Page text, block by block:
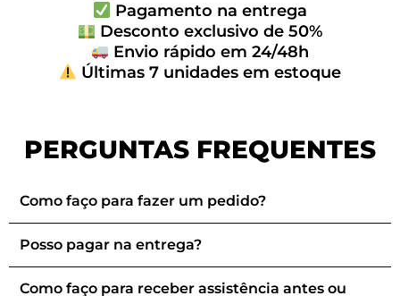
Pagamento na entrega
Desconto exclusivo de 50%
Envio rápido em 24/48h
Últimas 7 unidades em estoque
PERGUNTAS FREQUENTES
Como faço para fazer um pedido?
Posso pagar na entrega?
Como faço para receber assistência antes ou